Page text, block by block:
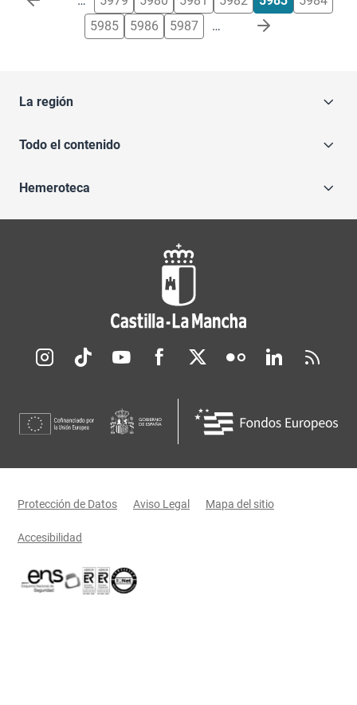
5985
5986 5987 …
La región
Todo el contenido
Hemeroteca
Redes sociales JCCM
Menú legal
Protección de Datos Aviso Legal Mapa del sitio
Accesibilidad